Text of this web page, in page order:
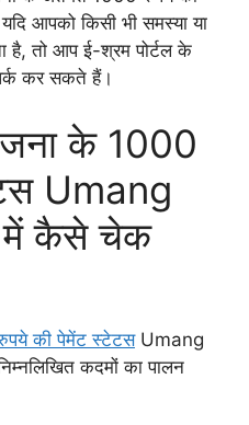
आपको किसी भी समस्या या
है, तो आप ई-श्रम पोर्टल के
कर सकते हैं।
के 1000
Umang
कैसे चेक
की पेमेंट स्टेटसUmang
कदमों का पालन